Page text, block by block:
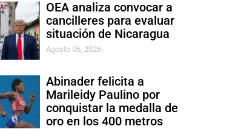
OEA analiza convocar a
cancilleres para evaluar
situación de Nicaragua
Agosto 06, 2026
Abinader felicita a
Marileidy Paulino por
conquistar la medalla de
oro en los 400 metros